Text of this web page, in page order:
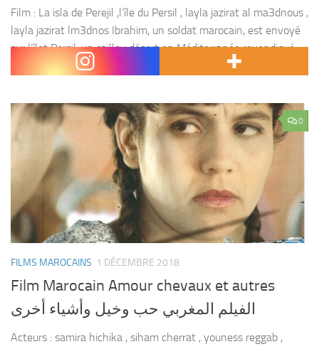
Film : La isla de Perejil ,l’île du Persil , layla jazirat al ma3dnous ,
layla jazirat lm3dnos Ibrahim, un soldat marocain, est envoyé
sur l’îlot Persil, un caillou désert en Méditerranée revendiqué
0
FILMS MAROCAINS 1 DÉCEMBRE 2018
Film Marocain Amour chevaux et autres
الفيلم المغربي حب وخيل وأشياء أخرى
Acteurs : samira hichika , siham cherrat , youness reggab ,